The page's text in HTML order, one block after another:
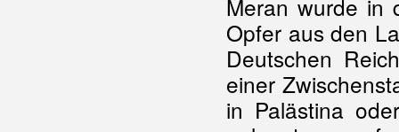
Meran wurde in
Opfer aus den
Deutschen
einer
in Palästina